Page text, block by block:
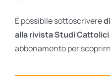
È possibile sottoscrivere
alla rivista Studi Cattolici
abbonamento per